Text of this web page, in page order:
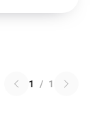
1 / 1